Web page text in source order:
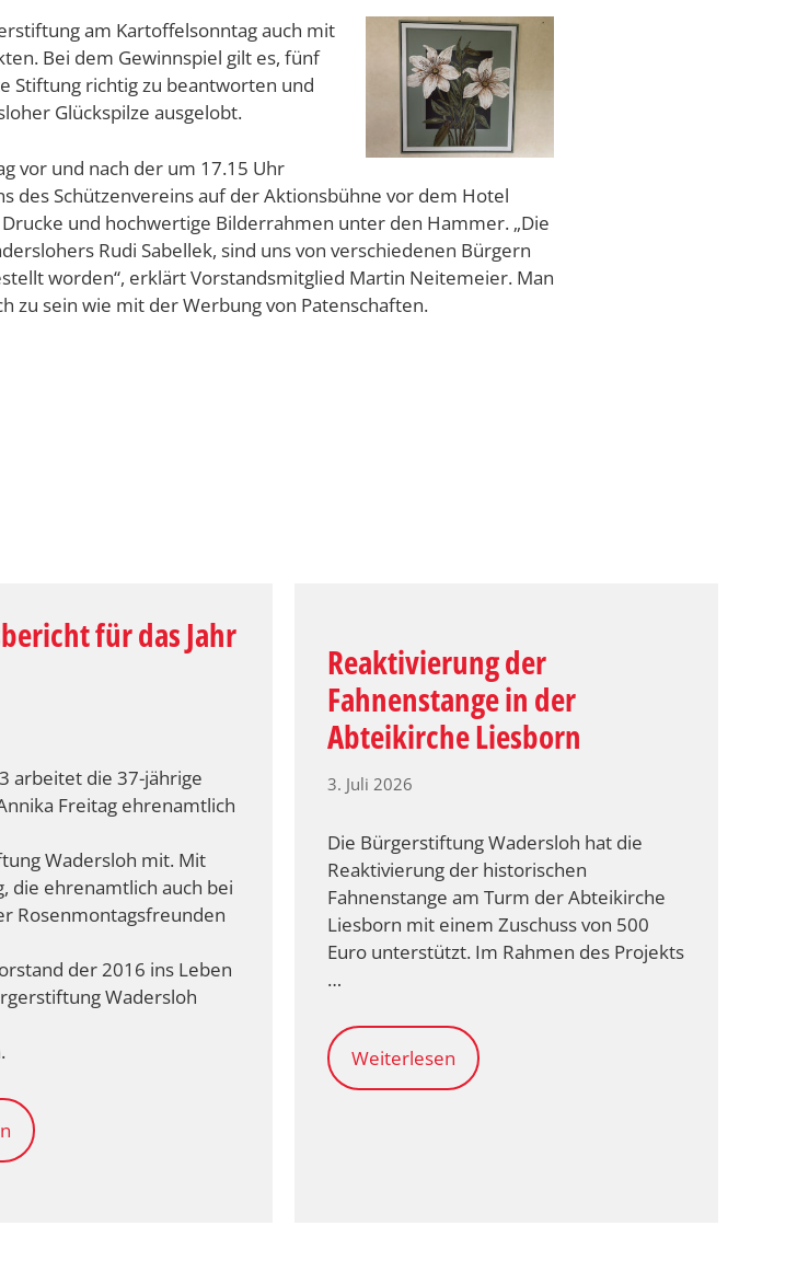
am Kartoffelsonntag auch mit
Bei dem Gewinnspiel gilt es, fünf
Stiftung richtig zu beantworten und
Glückspilze ausgelobt.
vor und nach der um 17.15 Uhr
des Schützenvereins auf der Aktionsbühne vor dem Hotel
und hochwertige Bilderrahmen unter den Hammer. „Die
Rudi Sabellek, sind uns von verschiedenen Bürgern
worden“, erklärt Vorstandsmitglied Martin Neitemeier. Man
zu sein wie mit der Werbung von Patenschaften.
für das Jahr
arbeitet die 37-jährige
Freitag ehrenamtlich
Wadersloh mit. Mit
die ehrenamtlich auch bei
Rosenmontagsfreunden
der 2016 ins Leben
Wadersloh
Reaktivierung der
Fahnenstange in der
Abteikirche Liesborn
3. Juli 2026
Die Bürgerstiftung Wadersloh hat die
Reaktivierung der historischen
Fahnenstange am Turm der Abteikirche
Liesborn mit einem Zuschuss von 500
Euro unterstützt. Im Rahmen des Projekts
…
Weiterlesen